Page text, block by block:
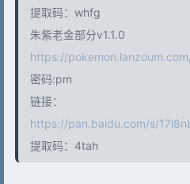
提取码：whfg
朱紫老金部分v1.1.0
https://
密码:pm
链接：
https://pan.baidu.com/s/
提取码：4tah